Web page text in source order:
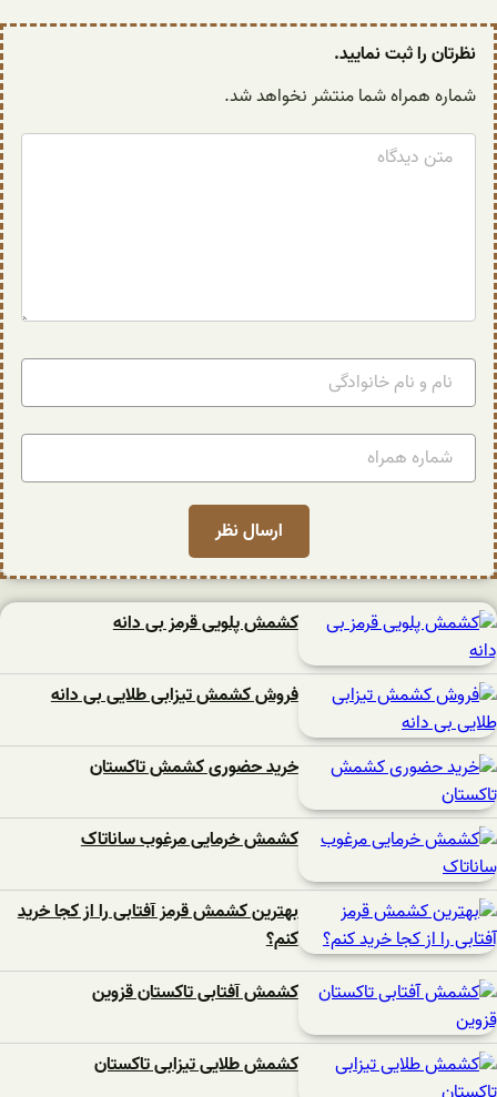
نظرتان را ثبت نمایید.
شماره همراه شما منتشر نخواهد شد.
کشمش پلویی قرمز بی دانه
فروش کشمش تیزابی طلایی بی دانه
خرید حضوری کشمش تاکستان
کشمش خرمایی مرغوب ساناتاک
بهترین کشمش قرمز آفتابی را از کجا خرید
کنم؟
کشمش آفتابی تاکستان قزوین
کشمش طلایی تیزابی تاکستان